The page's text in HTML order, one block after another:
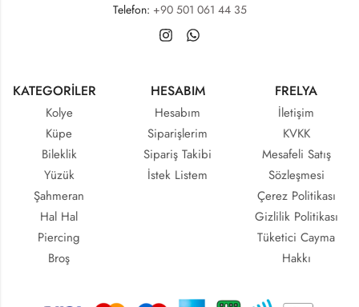
Telefon: +90 501 061 44 35
KATEGORİLER
Kolye
Küpe
Bileklik
Yüzük
Şahmeran
Hal Hal
Piercing
Broş
HESABIM
Hesabım
Siparişlerim
Sipariş Takibi
İstek Listem
FRELYA
İletişim
KVKK
Mesafeli Satış
Sözleşmesi
Çerez Politikası
Gizlilik Politikası
Tüketici Cayma
Hakkı